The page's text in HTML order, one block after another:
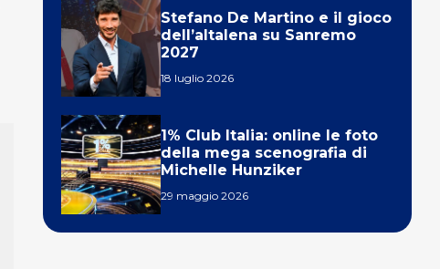
Stefano De Martino e il gioco
dell’altalena su Sanremo
2027
18 luglio 2026
1% Club Italia: online le foto
della mega scenografia di
Michelle Hunziker
29 maggio 2026